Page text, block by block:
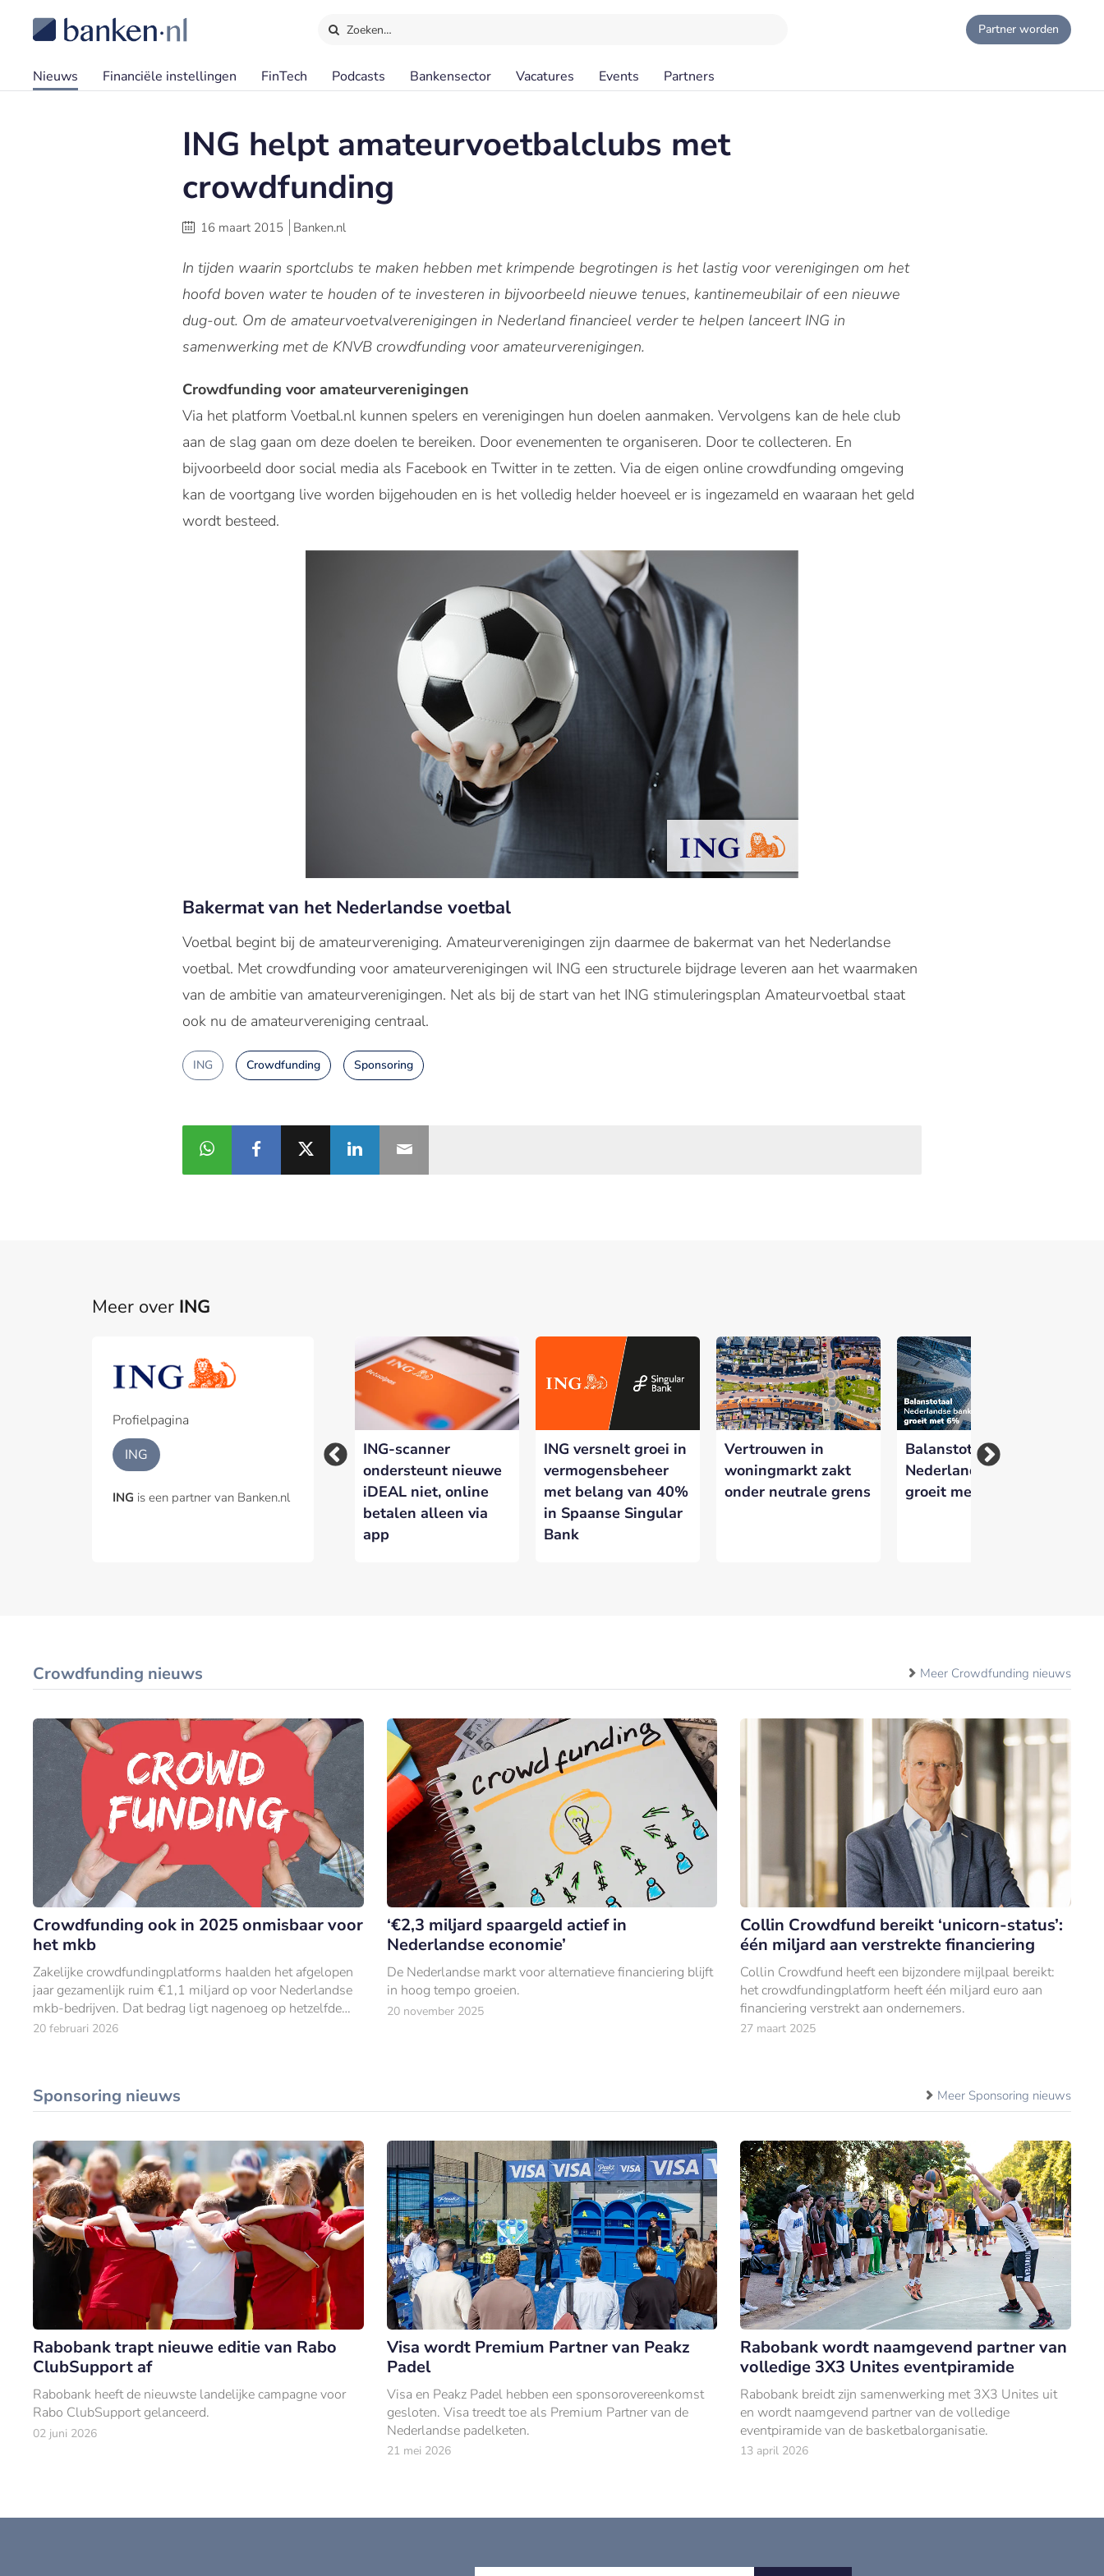
Zoeken… Partner worden
Nieuws Financiële instellingen FinTech Podcasts Bankensector Vacatures Events Partners
ING helpt amateurvoetbalclubs met
crowdfunding
16 maart 2015 Banken.nl
In tijden waarin sportclubs te maken hebben met krimpende begrotingen is het lastig voor verenigingen om het
hoofd boven water te houden of te investeren in bijvoorbeeld nieuwe tenues, kantinemeubilair of een nieuwe
dug-out. Om de amateurvoetvalverenigingen in Nederland financieel verder te helpen lanceert ING in
samenwerking met de KNVB crowdfunding voor amateurverenigingen.
Crowdfunding voor amateurverenigingen
Via het platform Voetbal.nl kunnen spelers en verenigingen hun doelen aanmaken. Vervolgens kan de hele club
aan de slag gaan om deze doelen te bereiken. Door evenementen te organiseren. Door te collecteren. En
bijvoorbeeld door social media als Facebook en Twitter in te zetten. Via de eigen online crowdfunding omgeving
kan de voortgang live worden bijgehouden en is het volledig helder hoeveel er is ingezameld en waaraan het geld
wordt besteed.
Bakermat van het Nederlandse voetbal
Voetbal begint bij de amateurvereniging. Amateurverenigingen zijn daarmee de bakermat van het Nederlandse
voetbal. Met crowdfunding voor amateurverenigingen wil ING een structurele bijdrage leveren aan het waarmaken
van de ambitie van amateurverenigingen. Net als bij de start van het ING stimuleringsplan Amateurvoetbal staat
ook nu de amateurvereniging centraal.
ING Crowdfunding Sponsoring
Meer over ING
Profielpagina
ING
ING is een partner van Banken.nl
Belfius, Rabobank en
van Nederland, vier
ING-scanner
ondersteunt nieuwe
iDEAL niet, online
betalen alleen via
app
ING versnelt groei in
vermogensbeheer
met belang van 40%
in Spaanse Singular
Bank
Vertrouwen in
woningmarkt zakt
onder neutrale grens
Balanstotaal
Nederlandse banken
groeit met 6%
Crowdfunding nieuws Meer Crowdfunding nieuws
Crowdfunding ook in 2025 onmisbaar voor
het mkb
Zakelijke crowdfundingplatforms haalden het afgelopen
jaar gezamenlijk ruim €1,1 miljard op voor Nederlandse
mkb-bedrijven. Dat bedrag ligt nagenoeg op hetzelfde
niveau als in 2024.
20 februari 2026
‘€2,3 miljard spaargeld actief in
Nederlandse economie’
De Nederlandse markt voor alternatieve financiering blijft
in hoog tempo groeien.
20 november 2025
Collin Crowdfund bereikt ‘unicorn-status’:
één miljard aan verstrekte financiering
Collin Crowdfund heeft een bijzondere mijlpaal bereikt:
het crowdfundingplatform heeft één miljard euro aan
financiering verstrekt aan ondernemers.
27 maart 2025
Sponsoring nieuws Meer Sponsoring nieuws
Rabobank trapt nieuwe editie van Rabo
ClubSupport af
Rabobank heeft de nieuwste landelijke campagne voor
Rabo ClubSupport gelanceerd.
02 juni 2026
Visa wordt Premium Partner van Peakz
Padel
Visa en Peakz Padel hebben een sponsorovereenkomst
gesloten. Visa treedt toe als Premium Partner van de
Nederlandse padelketen.
21 mei 2026
Rabobank wordt naamgevend partner van
volledige 3X3 Unites eventpiramide
Rabobank breidt zijn samenwerking met 3X3 Unites uit
en wordt naamgevend partner van de volledige
eventpiramide van de basketbalorganisatie.
13 april 2026